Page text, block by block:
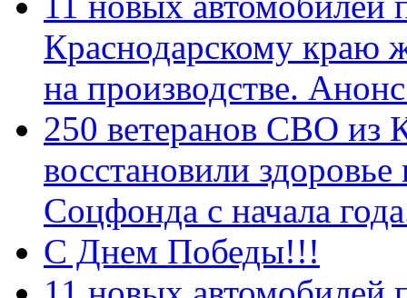
Краснодарскому краю
на производстве.
250 ветеранов СВО из
восстановили
Соцфонда с начала
С Днем Победы!!!